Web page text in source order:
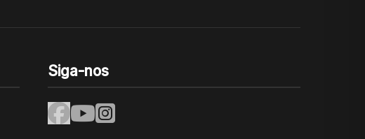
Siga-nos